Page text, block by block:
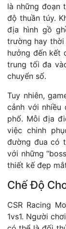
là những đoạn
độ thuần túy.
địa hình gồ
trường hay
hưởng đến kết
trung tối đa
chuyển số.
Tuy nhiên,
cảnh với nhiều
phố. Mỗi địa
việc chinh
đường đua có
với những
thiết kế đẹp
Chế Độ
CSR Racing
1vs1. Người